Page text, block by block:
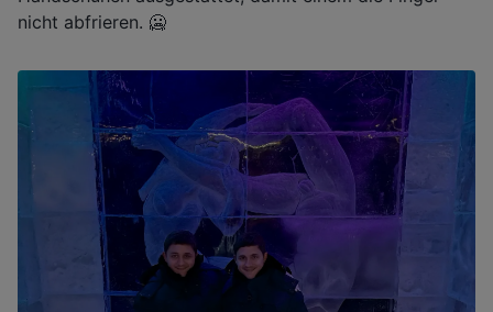
nicht abfrieren. 🥶